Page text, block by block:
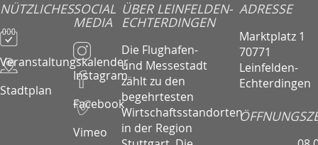
NÜTZLICHES
Veranstaltungskalender
Stadtplan
SOCIAL
MEDIA
Instagram
Facebook
Vimeo
ÜBER LEINFELDEN-
ECHTERDINGEN
Die Flughafen-
und Messestadt
zählt zu den
begehrtesten
Wirtschaftsstandorten
in der Region
ADRESSE
Marktplatz 1
70771
Leinfelden-
Echterdingen